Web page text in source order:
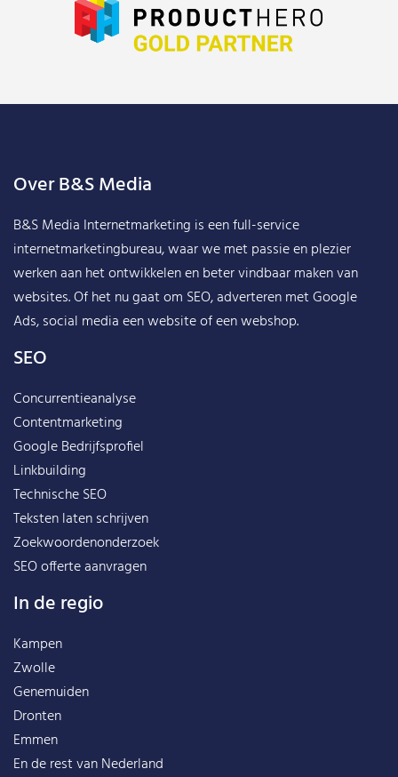
Over B&S Media
B&S Media Internetmarketing is een full-service
internetmarketingbureau, waar we met passie en plezier
werken aan het ontwikkelen en beter vindbaar maken van
websites. Of het nu gaat om SEO, adverteren met Google
Ads, social media een website of een webshop.
SEO
Concurrentieanalyse
Contentmarketing
Google Bedrijfsprofiel
Linkbuilding
Technische SEO
Teksten laten schrijven
Zoekwoordenonderzoek
SEO offerte aanvragen
In de regio
Kampen
Zwolle
Genemuiden
Dronten
Emmen
En de rest vanNederland